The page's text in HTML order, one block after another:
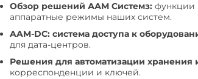
Обзор решений ААМ Системз: функции
аппаратные режимы наших систем.
AAM-DC: система доступа к
для дата-центров.
Решения для автоматизации хранения
корреспонденции и ключей.